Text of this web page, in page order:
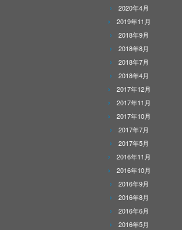
2020年4月
2019年11月
2018年9月
2018年8月
2018年7月
2018年4月
2017年12月
2017年11月
2017年10月
2017年7月
2017年5月
2016年11月
2016年10月
2016年9月
2016年8月
2016年6月
2016年5月